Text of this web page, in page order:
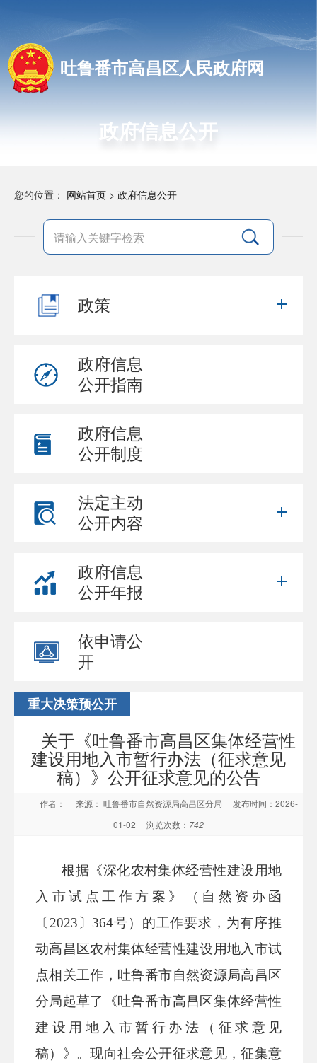
吐鲁番市高昌区人民政府网
政府信息公开
您的位置： 网站首页 > 政府信息公开
政策
政府信息
公开指南
政府信息
公开制度
法定主动
公开内容
政府信息
公开年报
依申请公
开
重大决策预公开
关于《吐鲁番市高昌区集体经营性
建设用地入市暂行办法（征求意见
稿）》公开征求意见的公告
作者： 来源： 吐鲁番市自然资源局高昌区分局
发布时间：2026-
01-02
浏览次数： 742
根据《深化农村集体经营性建设用地
入市试点工作方案》（自然资办函
〔 2023〕364号）的工作要求，为有序推
动高昌区农村集体经营性建设用地入市试
点相关工作，吐鲁番市自然资源局高昌区
分局起草了《吐鲁番市高昌区集体经营性
建设用地入市暂行办法（征求意见
稿）》。现向社会公开征求意见，征集意